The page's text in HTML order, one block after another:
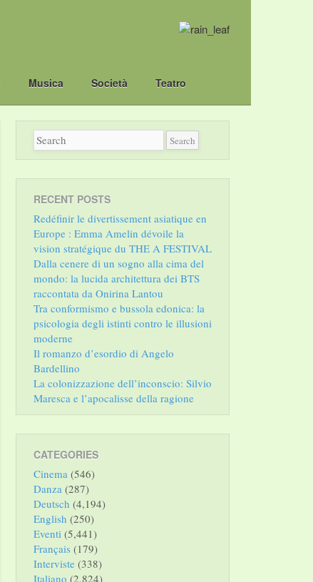
Musica Società Teatro
RECENT POSTS
Redéfinir le divertissement asiatique en
Europe : Emma Amelin dévoile la
vision stratégique du THE A FESTIVAL
Dalla cenere di un sogno alla cima del
mondo: la lucida architettura dei BTS
raccontata da Onirina Lantou
Tra conformismo e bussola edonica: la
psicologia degli istinti contro le illusioni
moderne
Il romanzo d’esordio di Angelo
Bardellino
La colonizzazione dell’inconscio: Silvio
Maresca e l’apocalisse della ragione
CATEGORIES
Cinema (546)
Danza (287)
Deutsch (4,194)
English (250)
Eventi (5,441)
Français (179)
Interviste (338)
Italiano (2,824)